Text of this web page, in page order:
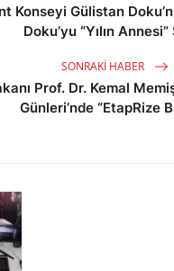
Konseyi Gülistan
Doku’yu “Yılın
SONRAKI HABER
Prof. Dr. Kemal
Günleri’nde “EtapRize